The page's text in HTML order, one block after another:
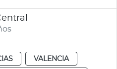
VALENCIA